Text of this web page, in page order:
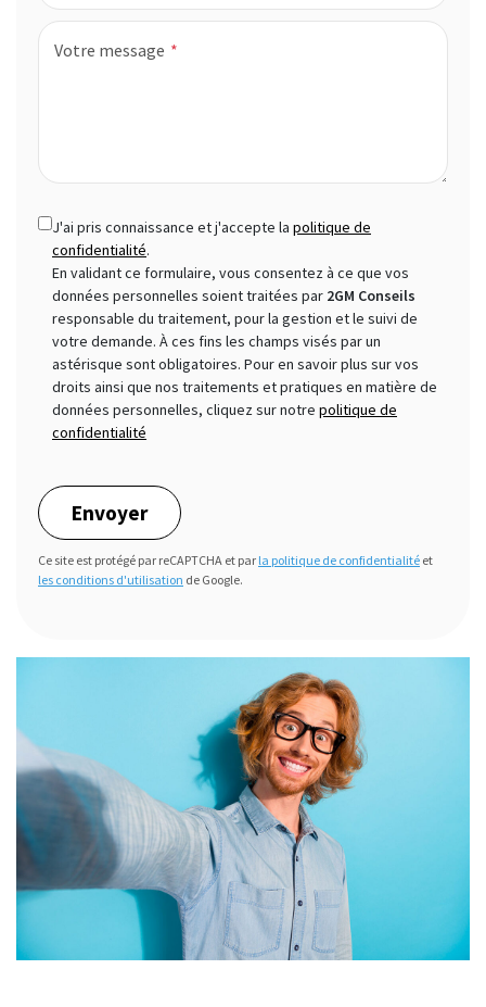
Votre message
J'ai pris connaissance et j'accepte la politique de
confidentialité.
En validant ce formulaire, vous consentez à ce que vos
données personnelles soient traitées par 2GM Conseils
responsable du traitement, pour la gestion et le suivi de
votre demande. À ces fins les champs visés par un
astérisque sont obligatoires. Pour en savoir plus sur vos
droits ainsi que nos traitements et pratiques en matière de
données personnelles, cliquez sur notre politique de
confidentialité
Envoyer
Ce site est protégé par reCAPTCHA et par la politique de confidentialité et
les conditions d'utilisation de Google.